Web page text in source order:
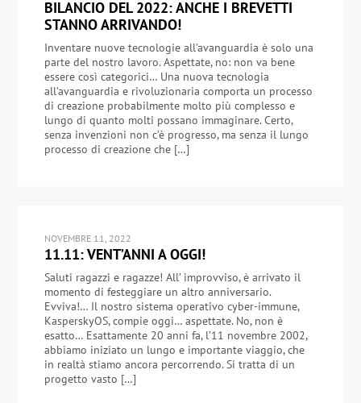
BILANCIO DEL 2022: ANCHE I BREVETTI
STANNO ARRIVANDO!
Inventare nuove tecnologie all’avanguardia è solo una
parte del nostro lavoro. Aspettate, no: non va bene
essere così categorici… Una nuova tecnologia
all’avanguardia e rivoluzionaria comporta un processo
di creazione probabilmente molto più complesso e
lungo di quanto molti possano immaginare. Certo,
senza invenzioni non c’è progresso, ma senza il lungo
processo di creazione che […]
NOVEMBRE 11, 2022
11.11: VENT’ANNI A OGGI!
Saluti ragazzi e ragazze! All’ improvviso, è arrivato il
momento di festeggiare un altro anniversario.
Evviva!… Il nostro sistema operativo cyber-immune,
KasperskyOS, compie oggi… aspettate. No, non è
esatto… Esattamente 20 anni fa, l’11 novembre 2002,
abbiamo iniziato un lungo e importante viaggio, che
in realtà stiamo ancora percorrendo. Si tratta di un
progetto vasto […]